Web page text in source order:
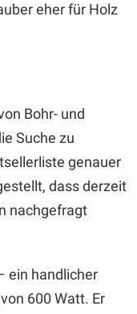
eher für Holz
Bohr- und
Suche zu
genauer
dass derzeit
nachgefragt
ein handlicher
600 Watt. Er